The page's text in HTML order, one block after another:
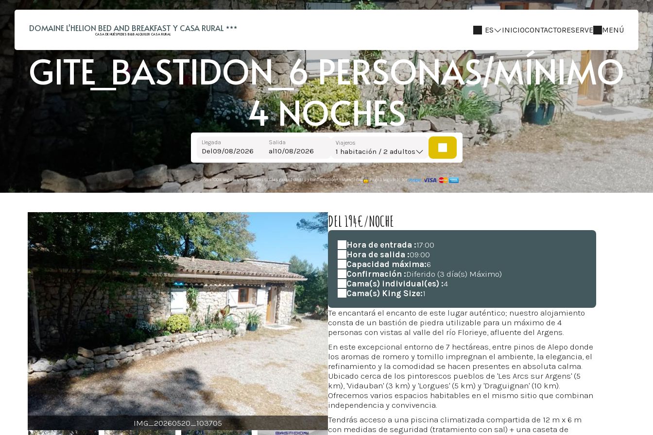
DOMAINE L'HELION BED AND BREAKFAST Y CASA RURAL
CASA DE HUÉSPEDES B&B ALQUILER CASA RURAL ES INICIOCONTACTORESERVE MENÚ
GITE_BASTIDON_6 PERSONAS/MÍNIMO
4 NOCHES
Llegada
Del
Salida
al
Viajeros
1 habitación / 2 adultos
Reservas 100% seguras, las mejores tarifas garantizadas y confirmación instantánea Pago asegurado por
IMG_20260520_103705
DEL 194€/NOCHE
Hora de entrada :17:00
Hora de salida :09:00
Capacidad máxima:6
Confirmación :Diferido (3 día(s) Máximo)
Cama(s) individual(es) :4
Cama(s) King Size:1
Te encantará el encanto de este lugar auténtico; nuestro alojamiento
consta de un bastión de piedra utilizable para un máximo de 4
personas con vistas al valle del río Florieye, afluente del Argens.
En este excepcional entorno de 7 hectáreas, entre pinos de Alepo donde
los aromas de romero y tomillo impregnan el ambiente, la elegancia, el
refinamiento y la comodidad se hacen presentes en absoluta calma.
Ubicado cerca de los pintorescos pueblos de 'Les Arcs sur Argens' (5
km), 'Vidauban' (3 km) y 'Lorgues' (5 km) y 'Draguignan' (10 km).
Ofrecemos varios espacios habitables en el mismo sitio que combinan
independencia y convivencia.
Tendrás acceso a una piscina climatizada compartida de 12 m x 6 m
con medidas de seguridad (tratamiento con sal) + una caseta de